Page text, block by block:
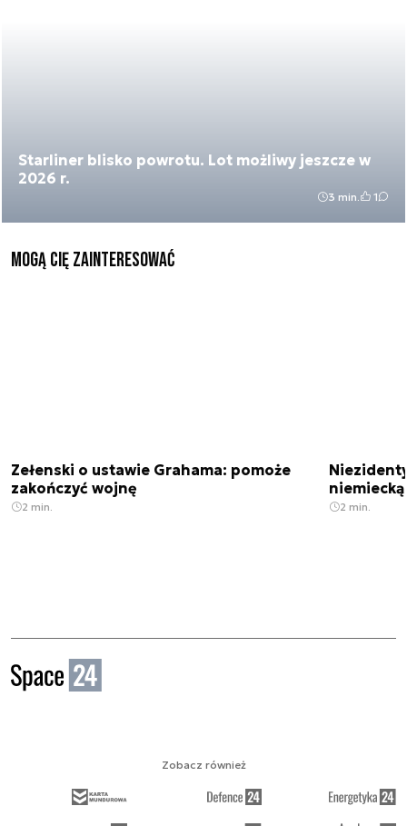
Starliner blisko powrotu. Lot możliwy jeszcze w
2026 r.
3 min. 1
Mogą Cię zainteresować
Zełenski o ustawie Grahama: pomoże
zakończyć wojnę
2 min. 2 min.
Zobacz również